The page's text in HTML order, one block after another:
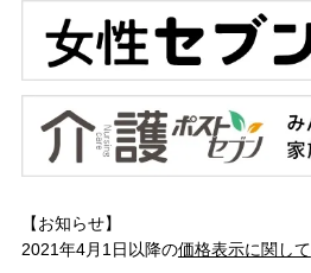
【お知らせ】
2021年4月1日以降の価格表示に関して